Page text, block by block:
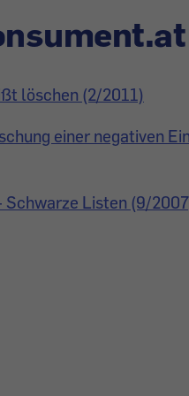
löschen (2/2011)
einer negativen
Schwarze Listen (9/